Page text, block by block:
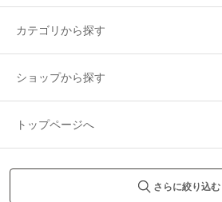
カテゴリから探す
ショップから探す
トップページへ
さらに絞り込む